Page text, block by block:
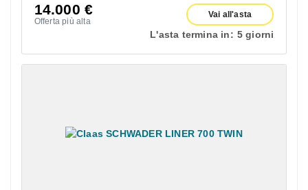
14.000 €
Offerta più alta
Vai all'asta
L'asta termina in: 5 giorni